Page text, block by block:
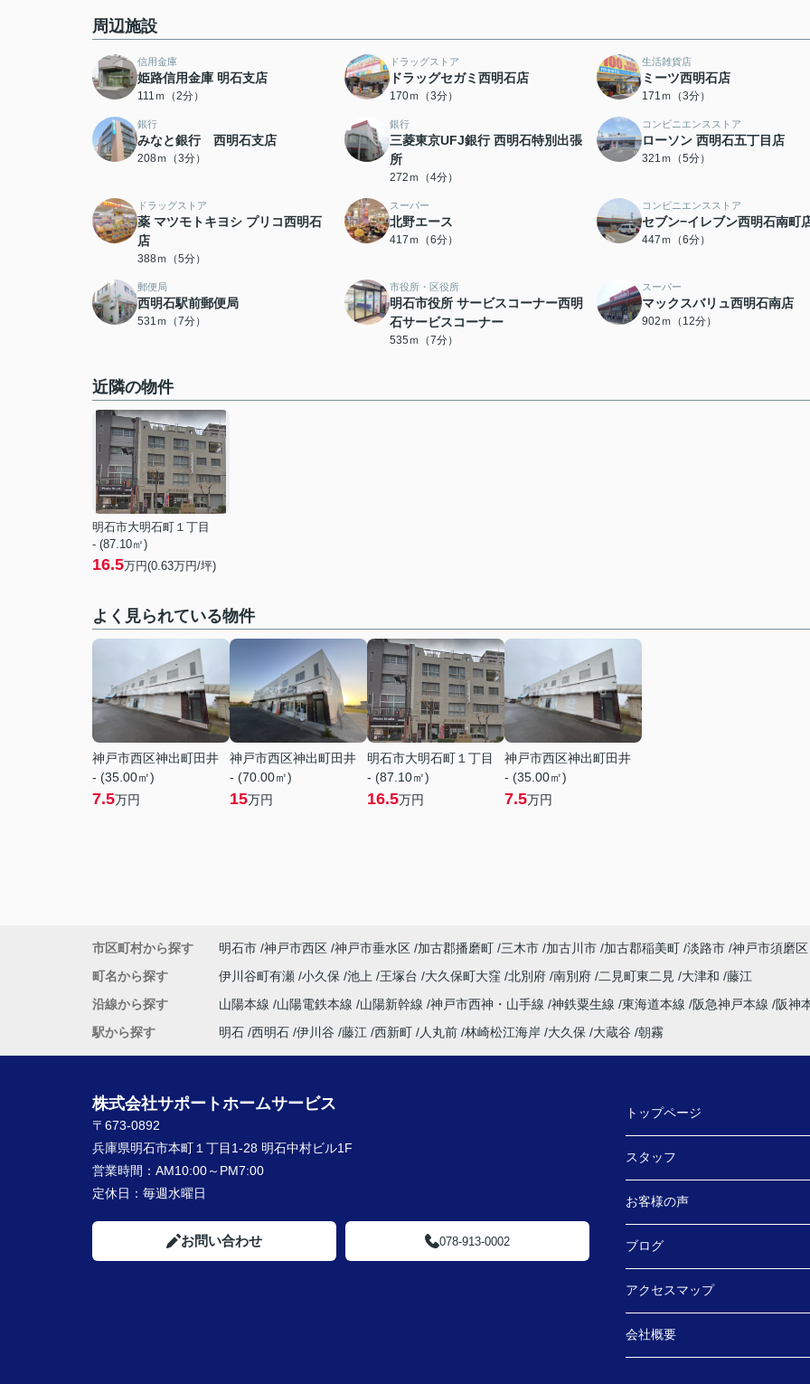
周辺施設
信用金庫
姫路信用金庫 明石支店
111ｍ（2分）
ドラッグストア
ドラッグセガミ西明石店
170ｍ（3分）
生活雑貨店
ミーツ西明石店
171ｍ（3分）
銀行
みなと銀行 西明石支店
208ｍ（3分）
銀行
三菱東京UFJ銀行 西明石特別出張
所
272ｍ（4分）
コンビニエンスストア
ローソン 西明石五丁目店
321ｍ（5分）
ドラッグストア
薬 マツモトキヨシ プリコ西明石
店
388ｍ（5分）
スーパー
北野エース
417ｍ（6分）
コンビニエンスストア
セブン−イレブン西明石南町
447ｍ（6分）
郵便局
西明石駅前郵便局
531ｍ（7分）
市役所・区役所
明石市役所 サービスコーナー西明
石サービスコーナー
535ｍ（7分）
スーパー
マックスバリュ西明石南店
902ｍ（12分）
近隣の物件
明石市大明石町１丁目
- (87.10㎡)
16.5万円(0.63万円/坪)
よく見られている物件
神戸市西区神出町田井
- (35.00㎡)
7.5万円
神戸市西区神出町田井
- (70.00㎡)
15万円
明石市大明石町１丁目
- (87.10㎡)
16.5万円
神戸市西区神出町田井
- (35.00㎡)
7.5万円
市区町村から探す 明石市 神戸市西区 神戸市垂水区 加古郡播磨町 三木市 加古川市 加古郡稲美町 淡路市 神戸市須磨区
町名から探す
伊川谷町有瀬 小久保 池上 王塚台 大久保町大窪 北別府 南別府 二見町東二見 大津和 藤江
沿線から探す
山陽本線 山陽電鉄本線 山陽新幹線 神戸市西神・山手線 神鉄粟生線 東海道本線 阪急神戸本線
阪神
駅から探す
明石 西明石 伊川谷 藤江 西新町 人丸前 林崎松江海岸 大久保 大蔵谷 朝霧
株式会社サポートホームサービス
〒673-0892
兵庫県明石市本町１丁目1-28 明石中村ビル1F
営業時間： AM10:00～PM7:00
定休日： 毎週水曜日
お問い合わせ 078-913-0002
トップページ
スタッフ
お客様の声
ブログ
アクセスマップ
会社概要